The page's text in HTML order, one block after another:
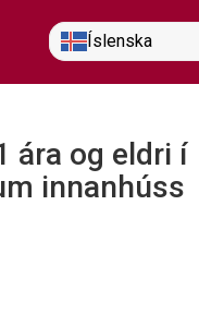
Íslenska
ára og eldri í
innanhúss